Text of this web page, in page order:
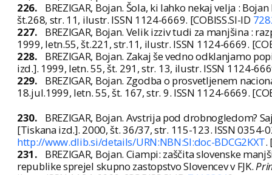
226.
BREZIGAR, Bojan. Šola, ki lahko nekaj velja :
št.268, str. 11, ilustr. ISSN 1124-6669. [COBISS.SI-ID
227.
BREZIGAR, Bojan. Velik izziv tudi za manjšina :
1999, letn.55, št.221, str.11, ilustr. ISSN 1124-6669.
228.
BREZIGAR, Bojan. Zakaj še vedno odklanjamo
izd.]. 1999, letn. 55, št. 291, str. 13, ilustr. ISSN 1124-
229.
BREZIGAR, Bojan. Zgodba o prosvetljenem
18.jul.1999, letn. 55, št. 167, str. 9. ISSN 1124-6669.
230.
BREZIGAR, Bojan. Avstrija pod drobnogledom?
[Tiskana izd.]. 2000, št. 36/37, str. 115-123. ISSN 0354-
http://www.dlib.si/details/URN:NBN:SI:doc-BDCG2KXT.
231.
BREZIGAR, Bojan. Ciampi: zaščita slovenske
republike sprejel skupno zastopstvo Slovencev v FJK.